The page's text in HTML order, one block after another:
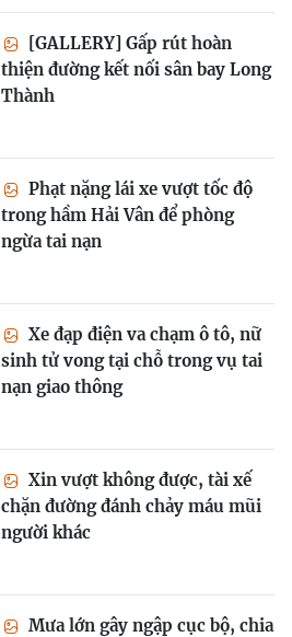
[GALLERY] Gấp rút hoàn
thiện đường kết nối sân bay Long
Thành
Phạt nặng lái xe vượt tốc độ
trong hầm Hải Vân để phòng
ngừa tai nạn
Xe đạp điện va chạm ô tô, nữ
sinh tử vong tại chỗ trong vụ tai
nạn giao thông
Xin vượt không được, tài xế
chặn đường đánh chảy máu mũi
người khác
Mưa lớn gây ngập cục bộ, chia